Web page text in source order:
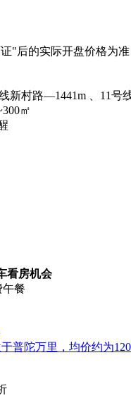
"后的实际开盘价格为准
新村路—1441m 、11
㎡
看房机会
午餐
普陀万里，均价约为